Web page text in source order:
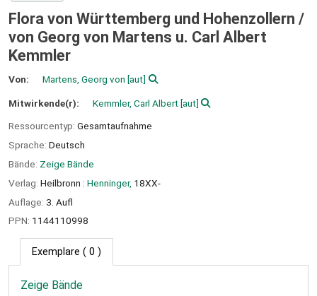
Flora von Württemberg und Hohenzollern /
von Georg von Martens u. Carl Albert
Kemmler
Von: Martens, Georg von [aut]
Mitwirkende(r): Kemmler, Carl Albert[aut]
Ressourcentyp: Gesamtaufnahme
Sprache: Deutsch
Bände: Zeige Bände
Verlag: Heilbronn : Henninger, 18XX-
Auflage: 3. Aufl
PPN: 1144110998
Exemplare ( 0 )
Zeige Bände